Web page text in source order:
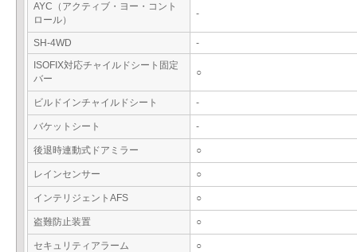
AYC（アクティブ・ヨー・コント
ロール）
-
SH-4WD
-
ISOFIX対応チャイルドシート固定
バー
○
ビルドインチャイルドシート -
バケットシート -
後退時連動式ドアミラー ○
レインセンサー ○
インテリジェントAFS ○
盗難防止装置 ○
セキュリティアラーム ○